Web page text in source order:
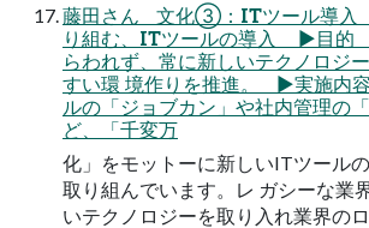
藤田さん 文化③：ITツール導入
り組む、ITツールの導入 ▶目的
らわれず、常に新しいテクノロジ
すい環 境作りを推進。 ▶実施内
ルの「ジョブカン」や社内管理の
ど、「千変万
化」をモットーに新しいITツール
取り組んでいます。レ ガシーな業
いテクノロジーを取り入れ業界の